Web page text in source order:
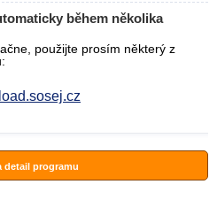
během několika
použijte prosím některý z
detail programu